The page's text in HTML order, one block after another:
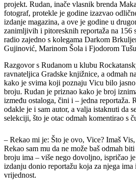
projekt. Rudan, inače vlasnik brenda
fotograf, protekle je godine izazvao
izdanje magazina, a ove je godine u
zanimljivih i pitoresknih reportaža na 156
radio zajedno s kolegama Darkom
Gujinović, Marinom Šola i Fjodorom
Razgovor s Rudanom u klubu
ravnateljica Gradske knjižnice, a odmah
kako je svima koji poznaju Vicu bilo
broju. Rudan je priznao kako je broj
između ostaloga, čini i – jedna reportaža.
odakle je i sam autor, a valja istaknuti da
selekciji, što je otac odmah komentirao s
– Rekao mi je: Što je ovo, Vice? Imaš
Rekao sam mu da ne može baš odmah
broju ima – više nego dovoljno, ispričao
izdanju donio reportažu koja za njega
vrijednost.